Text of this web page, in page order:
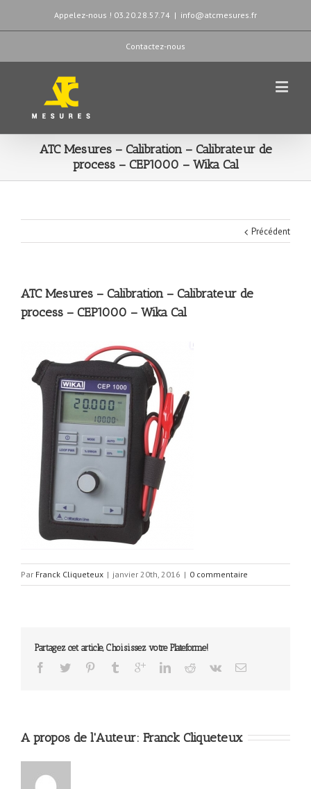
Appelez-nous ! 03.20.28.57.74 | info@atcmesures.fr
Contactez-nous
ATC Mesures – Calibration – Calibrateur de
process – CEP1000 – Wika Cal
Précédent
ATC Mesures – Calibration – Calibrateur de
process – CEP1000 – Wika Cal
Par Franck Cliqueteux | janvier 20th, 2016 | 0 commentaire
Partagez cet article, Choisissez votre Plateforme!
A propos de l'Auteur: Franck Cliqueteux